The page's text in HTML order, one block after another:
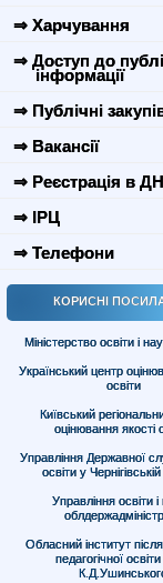
⇒ Харчування
⇒ Доступ до
інформації
⇒ Публічні
⇒ Вакансії
⇒ Реєстрація в
⇒ ІРЦ
⇒ Телефони
КОРИСНІ
Міністерство освіти і
Український центр
освіти
Київський
оцінювання якості
Управління Державної
освіти у
Управління освіти
Обласний інститут
педагогічної освіти